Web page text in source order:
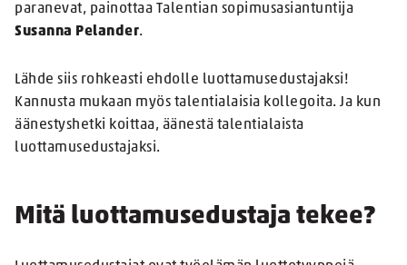
paranevat, painottaa Talentian sopimusasiantuntija
Susanna Pelander.
Lähde siis rohkeasti ehdolle luottamusedustajaksi!
Kannusta mukaan myös talentialaisia kollegoita. Ja kun
äänestyshetki koittaa, äänestä talentialaista
luottamusedustajaksi.
Mitä luottamusedustaja tekee?